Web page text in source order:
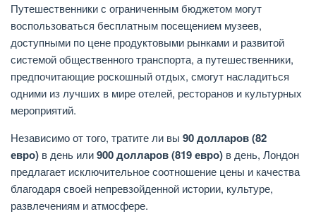
Путешественники с ограниченным бюджетом могут
воспользоваться бесплатным посещением музеев,
доступными по цене продуктовыми рынками и развитой
системой общественного транспорта, а путешественники,
предпочитающие роскошный отдых, смогут насладиться
одними из лучших в мире отелей, ресторанов и культурных
мероприятий.
Независимо от того, тратите ли вы 90 долларов (82
евро) в день или900 долларов (819 евро) в день, Лондон
предлагает исключительное соотношение цены и качества
благодаря своей непревзойденной истории, культуре,
развлечениям и атмосфере.